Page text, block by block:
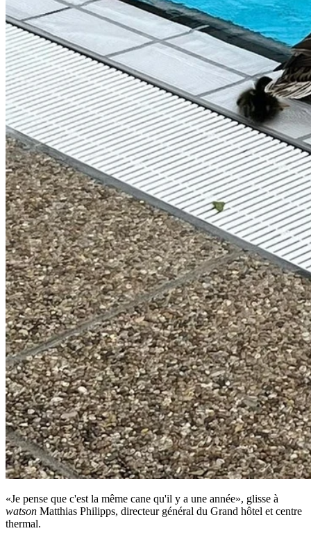
«Je pense que c'est la même cane qu'il y a une année», glisse à
watson Matthias Philipps, directeur général du Grand hôtel et centre
thermal.